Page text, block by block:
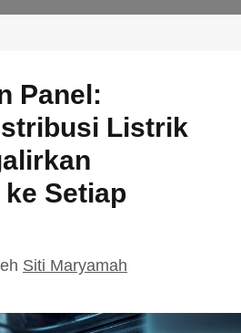
Panel:
Listrik
Setiap
Siti Maryamah